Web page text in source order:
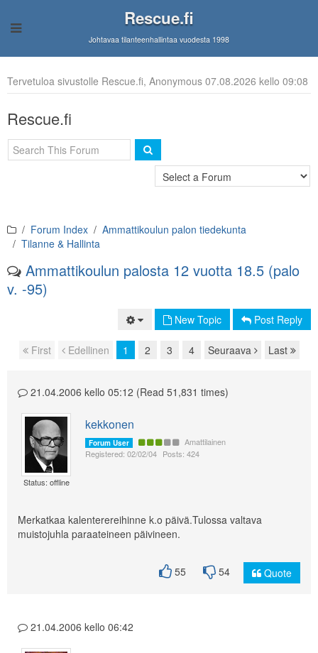
Rescue.fi
Johtavaa tilanteenhallintaa vuodesta 1998
Tervetuloa sivustolle Rescue.fi, Anonymous 07.08.2026 kello 09:08
Rescue.fi
Forum Index
Ammattikoulun palon tiedekunta
Tilanne & Hallinta
Ammattikoulun palosta 12 vuotta 18.5 (palo
v. -95)
New Topic Post Reply
Page navigation
First Edellinen 1 2 3 4 Seuraava Last
21.04.2006 kello 05:12 (Read 51,831 times)
Status: offline
kekkonen
Forum User
Amattilainen
Registered: 02/02/04 Posts: 424
Merkatkaa kalenterereihinne k.o päivä.Tulossa valtava
muistojuhla paraateineen päivineen.
55 54 Quote
21.04.2006 kello 06:42